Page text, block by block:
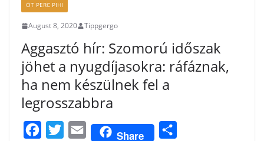
ÖT PERC PIHI
August 8, 2020 Tippgergo
Aggasztó hír: Szomorú időszak
jöhet a nyugdíjasokra: ráfáznak,
ha nem készülnek fel a
legrosszabbra
E
Share